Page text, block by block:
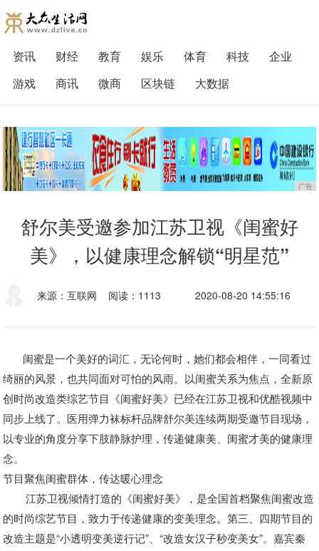
资讯 财经 教育 娱乐 体育 科技
企业
游戏
商讯 微商 区块链 大数据
广告
舒尔美受邀参加江苏卫视《闺蜜好
美》，以健康理念解锁“明星范”
来源：互联网 阅读：1113 2020-08-20 14:55:16
闺蜜是一个美好的词汇，无论何时，她们都会相伴，一同看过
绮丽的风景，也共同面对可怕的风雨。以闺蜜关系为焦点，全新原
创时尚改造类综艺节目《闺蜜好美》已经在江苏卫视和优酷视频中
同步上线了。医用弹力袜标杆品牌舒尔美连续两期受邀节目现场，
以专业的角度分享下肢静脉护理，传递健康美、闺蜜才美的健康理
念。
节目聚焦闺蜜群体，传达暖心理念
江苏卫视倾情打造的《闺蜜好美》，是全国首档聚焦闺蜜改造
的时尚综艺节目，致力于传递健康的变美理念。第三、四期节目的
改造主题是“小透明变美逆行记”、“改造女汉子秒变美女”。嘉宾秦